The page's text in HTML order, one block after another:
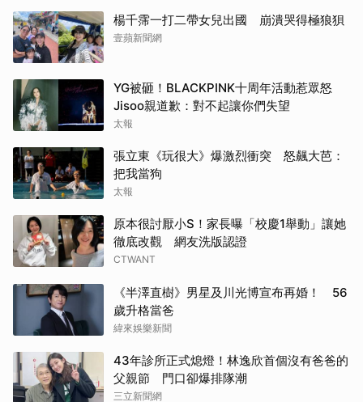
楊千霈一打二帶女兒出國 崩潰哭得極狼狽
壹蘋新聞網
YG被砸！BLACKPINK十周年活動惹眾怒
Jisoo親道歉：對不起讓你們失望
太報
張立東《玩很大》爆激烈衝突 怒飆大芭：
把我當狗
太報
原本很討厭小S！家長曝「校慶1舉動」讓她
徹底改觀 網友洗版認證
CTWANT
《半澤直樹》男星及川光博宣布再婚！ 56
歲升格當爸
緯來娛樂新聞
43年診所正式熄燈！林逸欣首個沒有爸爸的
父親節 門口卻爆排隊潮
三立新聞網